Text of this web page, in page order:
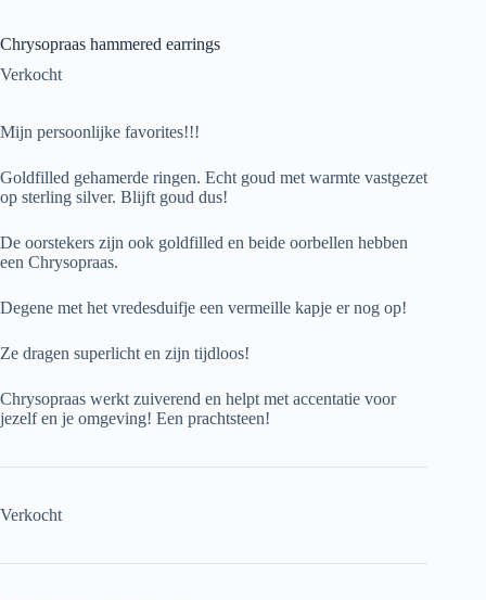
Chrysopraas hammered earrings
Verkocht
Mijn persoonlijke favorites!!!
Goldfilled gehamerde ringen. Echt goud met warmte vastgezet
op sterling silver. Blijft goud dus!
De oorstekers zijn ook goldfilled en beide oorbellen hebben
een Chrysopraas.
Degene met het vredesduifje een vermeille kapje er nog op!
Ze dragen superlicht en zijn tijdloos!
Chrysopraas werkt zuiverend en helpt met accentatie voor
jezelf en je omgeving! Een prachtsteen!
Verkocht